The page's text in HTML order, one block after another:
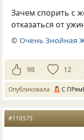
Зачем спорить с
отказаться от
© Очень Знойная
98 12
Опубликовала С
#110575